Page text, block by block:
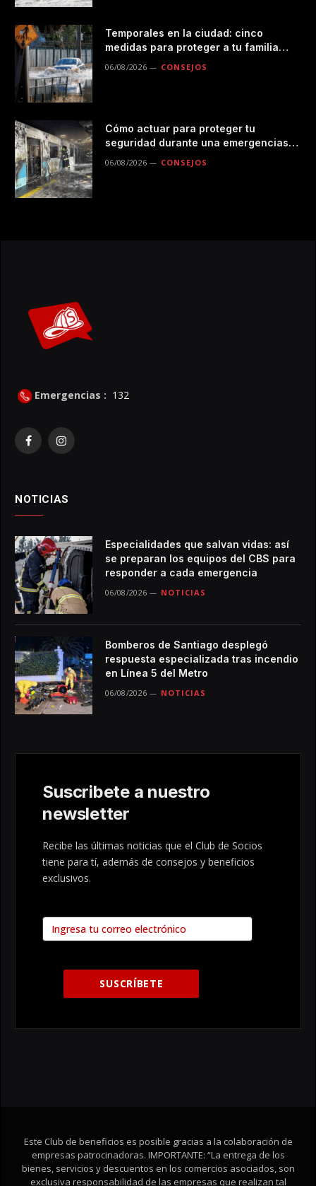
Temporales en la ciudad: cinco
medidas para proteger a tu familia
06/08/2026 CONSEJOS
Cómo actuar para proteger tu
seguridad durante una emergencias
06/08/2026 CONSEJOS
Emergencias : 132
FacebookInstagram
NOTICIAS
Especialidades que salvan vidas: así
se preparan los equipos del CBS para
responder a cada emergencia
06/08/2026 NOTICIAS
Bomberos de Santiago desplegó
respuesta especializada tras incendio
en Línea 5 del Metro
06/08/2026 NOTICIAS
Suscribete a nuestro
newsletter
Recibe las últimas noticias que el Club de Socios
tiene para tí, además de consejos y beneficios
exclusivos.
Este Club de beneficios es posible gracias a la colaboración de
empresas patrocinadoras. IMPORTANTE: “La entrega de los
bienes, servicios y descuentos en los comercios asociados, son
exclusiva responsabilidad de las empresas que realizan tal